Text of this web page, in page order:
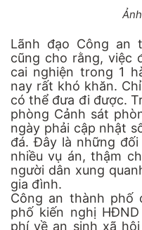
Lãnh đạo Công an
cũng cho rằng, việc
cai nghiện trong 1
nay rất khó khăn.
có thể đưa đi được.
phòng Cảnh sát
ngày phải cập nhật
đá. Đây là những
nhiều vụ án, thậm
người dân xung
gia đình.
Công an thành phố
phố kiến nghị
phí về an sinh xã